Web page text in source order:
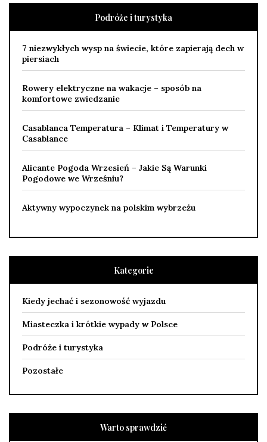
Podróże i turystyka
7 niezwykłych wysp na świecie, które zapierają dech w
piersiach
Rowery elektryczne na wakacje – sposób na
komfortowe zwiedzanie
Casablanca Temperatura – Klimat i Temperatury w
Casablance
Alicante Pogoda Wrzesień – Jakie Są Warunki
Pogodowe we Wrześniu?
Aktywny wypoczynek na polskim wybrzeżu
Kategorie
Kiedy jechać i sezonowość wyjazdu
Miasteczka i krótkie wypady w Polsce
Podróże i turystyka
Pozostałe
Warto sprawdzić